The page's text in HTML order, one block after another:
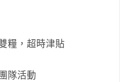
糧，超時津貼
隊活動